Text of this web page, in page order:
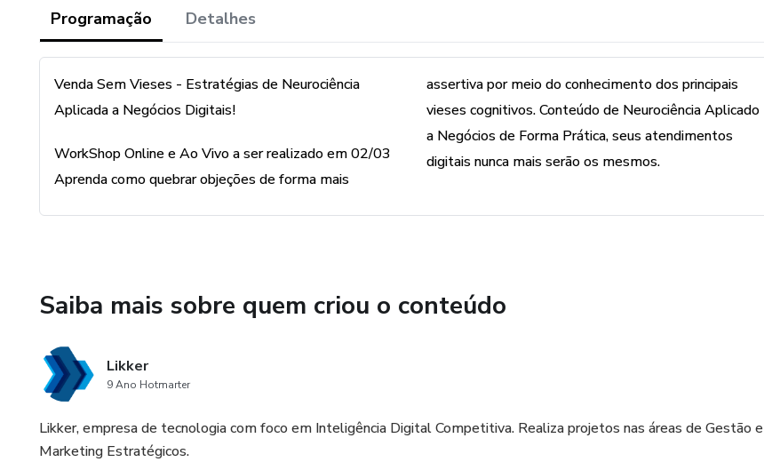
Programação Detalhes
Venda Sem Vieses - Estratégias de Neurociência
Aplicada a Negócios Digitais!
WorkShop Online e Ao Vivo a ser realizado em 02/03
Aprenda como quebrar objeções de forma mais
assertiva por meio do conhecimento dos principais
vieses cognitivos. Conteúdo de Neurociência Aplicado
a Negócios de Forma Prática, seus atendimentos
digitais nunca mais serão os mesmos.
Saiba mais sobre quem criou o conteúdo
Likker
9 Ano Hotmarter
Likker, empresa de tecnologia com foco em Inteligência Digital Competitiva. Realiza projetos nas áreas de Gestão e
Marketing Estratégicos.